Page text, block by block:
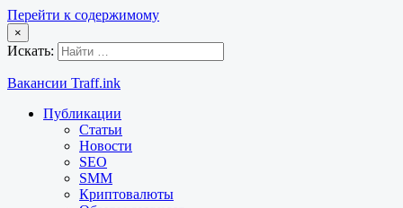
Перейти к содержимому
×
Искать:
Вакансии Traff.ink
Публикации
Статьи
Новости
SEO
SMM
Криптовалюты